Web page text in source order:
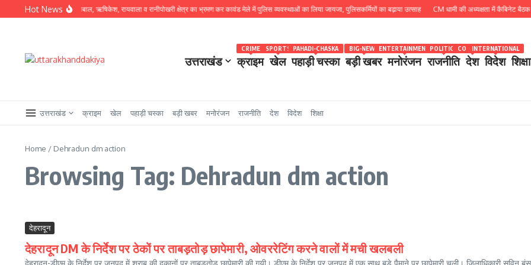
Skip to content
Hot News
उतरे SSP प्रमेंद्र डोबाल, ऋषिकेश, रायवाला व रानीपोखरी क्षेत्र का भ्रमण कर कावंड मेले में पुलिस व्यवस्थाओं का लिया जायजा, पुलिसकर्मियों का बढ़ाया उत्साह CM धामी की अध्यक्षता में कैबिनेट बैठक खत्म,
उत्तराखंड क्राइम
CRIME
खेल
SPORTS
पहाड़ी चस्का
PAHADI-CHASKA
बड़ी खबर
BIG-NEWS
मनोरंजन
ENTERTAINMENT
राजनीति
POLITICS
देश
COUNTRY
विदेश
INTERNATIONAL
शिक्षा
उत्तराखंड क्राइम खेल पहाड़ी चस्का बड़ी खबर मनोरंजन राजनीति देश विदेश शिक्षा
Home / Dehradun dm action
Browsing Tag: Dehradun dm action
देहरादून
देहरादून DM के निर्देश पर ठेकों पर ताबड़तोड़ छापेमारी, ओवररेटिंग करने वालों में मची खलबली
देहरादून-डीएम के निर्देश पर जनपद में शराब की दुकानों पर ताबड़तोड छापेमारी की गयी। डीएम के निर्देश पर जनपद में एक साथ बडे़ पैमाने पर छापेमारी चली। जिलाधिकारी सविन